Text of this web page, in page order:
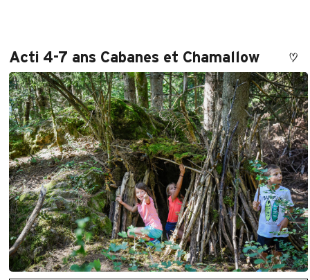
Acti 4-7 ans Cabanes et Chamallow